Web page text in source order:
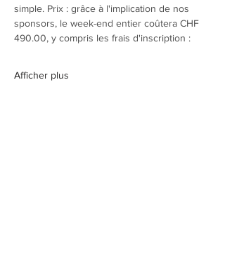
simple. Prix : grâce à l'implication de nos
sponsors, le week-end entier coûtera CHF
490.00, y compris les frais d'inscription :
Afficher plus